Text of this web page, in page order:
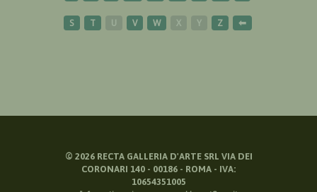
S T U V W X Y Z ⬅
© 2026RECTA GALLERIA D'ARTE SRL VIA DEI
CORONARI 140 - 00186 - ROMA - IVA:
10654351005